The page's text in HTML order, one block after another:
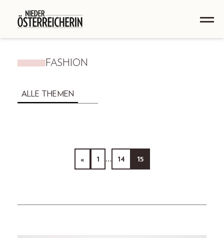
FASHION
ALLE THEMEN
« 1 … 14 15